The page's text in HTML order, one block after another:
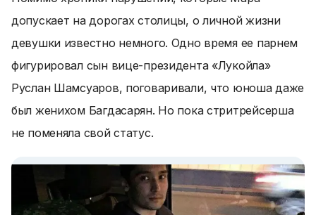
допускает на дорогах столицы, о личной жизни
девушки известно немного. Одно время ее парнем
фигурировал сын вице-президента «Лукойла»
Руслан Шамсуаров, поговаривали, что юноша даже
был женихом Багдасарян. Но пока стритрейсерша
не поменяла свой статус.